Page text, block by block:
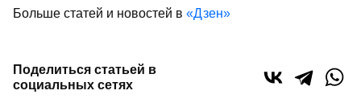
Больше статей и новостей в «Дзен»
Поделиться статьей в
социальных сетях